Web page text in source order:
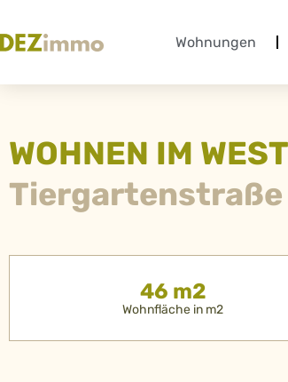
Wohnungen
WOHNEN IM
Tiergartenstraße
46 m2
Wohnfläche in m2